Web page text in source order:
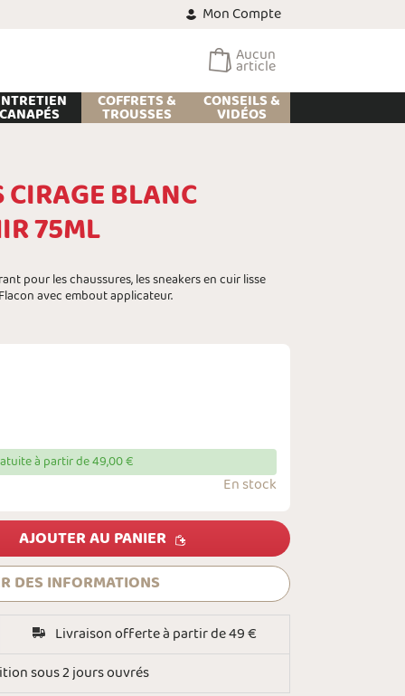
Mon Compte
Aucun
article
CANAPÉS
COFFRETS &
TROUSSES
CONSEILS &
VIDÉOS
BLANC
75ML
pour les chaussures, les sneakers en cuir lisse
avec embout applicateur.
à partir de 49,00 €
En stock
AJOUTER AU PANIER
DES INFORMATIONS
Livraison offerte à partir de 49 €
sous 2 jours ouvrés